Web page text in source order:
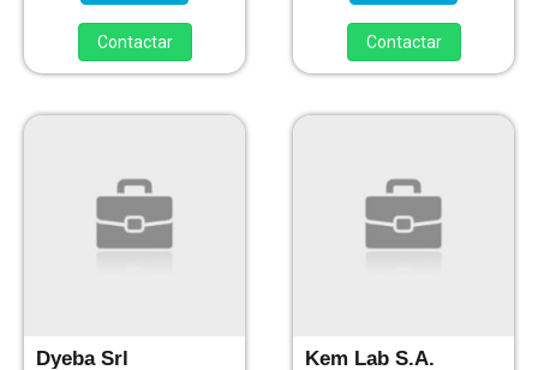
Contactar Contactar
Dyeba Srl Kem Lab S.A.